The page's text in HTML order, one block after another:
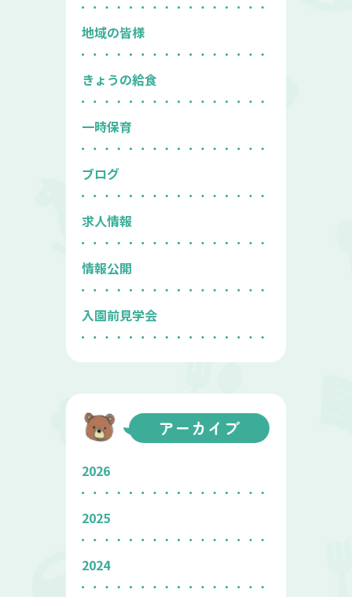
地域の皆様
きょうの給食
一時保育
ブログ
求人情報
情報公開
入園前見学会
アーカイブ
2026
2025
2024